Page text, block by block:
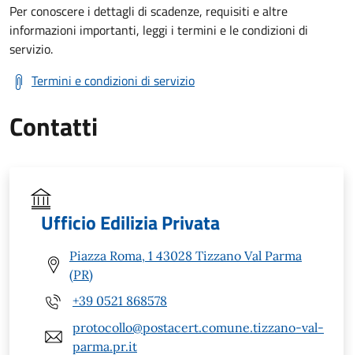
Per conoscere i dettagli di scadenze, requisiti e altre
informazioni importanti, leggi i termini e le condizioni di
servizio.
Termini e condizioni di servizio
Contatti
Ufficio Edilizia Privata
Piazza Roma, 1 43028 Tizzano Val Parma
(PR)
+39 0521 868578
protocollo@postacert.comune.tizzano-val-
parma.pr.it